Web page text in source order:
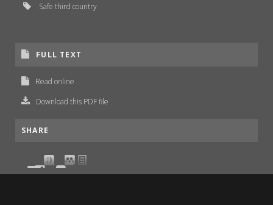
Safe third country
FULL TEXT
Read online
Download this PDF file
SHARE